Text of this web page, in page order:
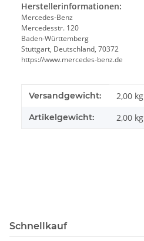
Herstellerinformationen:
Mercedes-Benz
Mercedesstr. 120
Baden-Württemberg
Stuttgart, Deutschland, 70372
https://www.mercedes-benz.de
Produkteigenschaft
Wert
Versandgewicht: 2,00 kg
Artikelgewicht: 2,00 kg
Schnellkauf